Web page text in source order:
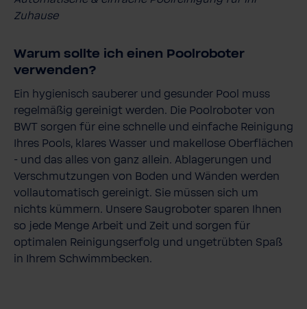
Zuhause
Warum sollte ich einen Poolroboter
verwenden?
Ein hygienisch sauberer und gesunder Pool muss
regelmäßig gereinigt werden. Die Poolroboter von
BWT sorgen für eine schnelle und einfache Reinigung
Ihres Pools, klares Wasser und makellose Oberflächen
- und das alles von ganz allein. Ablagerungen und
Verschmutzungen von Boden und Wänden werden
vollautomatisch gereinigt. Sie müssen sich um
nichts kümmern. Unsere Saugroboter sparen Ihnen
so jede Menge Arbeit und Zeit und sorgen für
optimalen Reinigungserfolg und ungetrübten Spaß
in Ihrem Schwimmbecken.